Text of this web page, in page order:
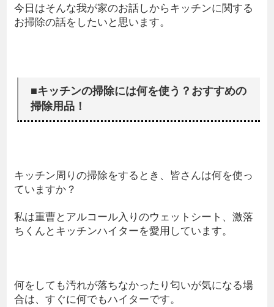
今日はそんな我が家のお話しからキッチンに関する
お掃除の話をしたいと思います。
■キッチンの掃除には何を使う？おすすめの
掃除用品！
キッチン周りの掃除をするとき、皆さんは何を使っ
ていますか？
私は重曹とアルコール入りのウェットシート、激落
ちくんとキッチンハイターを愛用しています。
何をしても汚れが落ちなかったり匂いが気になる場
合は、すぐに何でもハイターです。